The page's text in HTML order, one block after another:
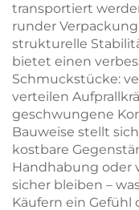
transportiert
runder
strukturelle
bietet einen
Schmuckstücke:
verteilen
geschwungene
Bauweise stellt
kostbare
Handhabung oder
sicher bleiben –
Käufern ein